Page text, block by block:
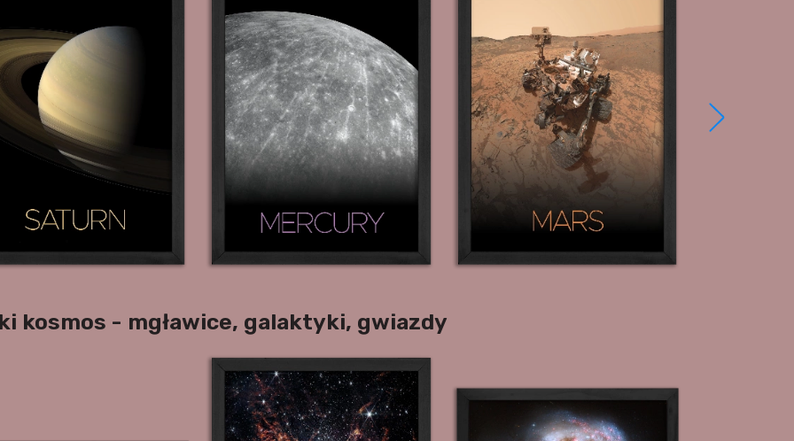
kosmos - mgławice, galaktyki, gwiazdy